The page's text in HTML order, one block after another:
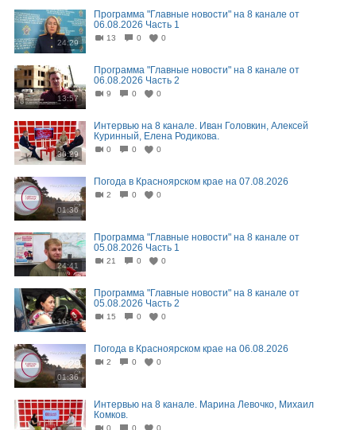
24:29
Программа "Главные новости" на 8 канале от
06.08.2026 Часть 1
13 0 0
13:57
Программа "Главные новости" на 8 канале от
06.08.2026 Часть 2
9 0 0
30:29
Интервью на 8 канале. Иван Головкин, Алексей
Куринный, Елена Родикова.
0 0 0
01:36
Погода в Красноярском крае на 07.08.2026
2 0 0
24:41
Программа "Главные новости" на 8 канале от
05.08.2026 Часть 1
21 0 0
16:14
Программа "Главные новости" на 8 канале от
05.08.2026 Часть 2
15 0 0
01:36
Погода в Красноярском крае на 06.08.2026
2 0 0
Интервью на 8 канале. Марина Левочко, Михаил
Комков.
0 0 0